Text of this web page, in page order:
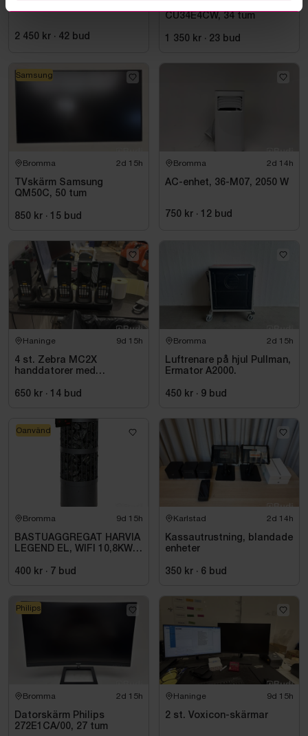
2 450 kr · 42 bud
CU34E4CW, 34 tum
1 350 kr · 23 bud
Bromma 2d 15h
TVskärm Samsung
QM50C, 50 tum
850 kr · 15 bud
Samsung
Bromma 2d 14h
AC-enhet, 36-M07, 2050 W
750 kr · 12 bud
Haninge 9d 15h
4 st. Zebra MC2X
handdatorer med
650 kr · 14 bud
Bromma 2d 15h
Luftrenare på hjul Pullman,
Ermator A2000.
450 kr · 9 bud
Bromma 9d 15h
BASTUAGGREGAT HARVIA
LEGEND EL, WIFI 10,8KW
400 kr · 7 bud
Oanvänd
Karlstad 2d 14h
Kassautrustning, blandade
enheter
350 kr · 6 bud
Bromma 2d 15h
Datorskärm Philips
272E1CA/00, 27 tum
Philips
Haninge 9d 15h
2 st. Voxicon-skärmar